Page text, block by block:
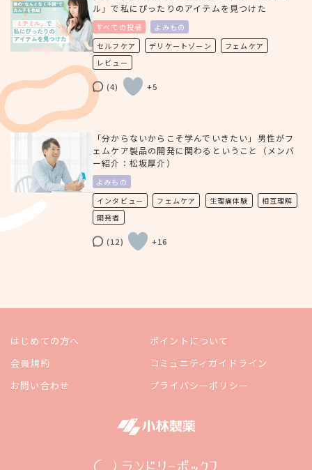
ル」で私にぴったりのアイテムを見つけた
すべての投稿
よみもの
セルフケア
デリケートゾーン
フェムケア
レビュー
(4) +5
「分からないからこそ学んでいきたい」男性がフ
ェムケア製品の開発に関わるということ（メンバ
ー紹介：松坂厚介）
よみもの
インタビュー
フェムケア 生理痛体験
相互理解
開発者
(12) +16
はじめての方へ
ポイントについて
会員規約
コミュニティガイドライン
お問い合わせ
プライバシーポリシー